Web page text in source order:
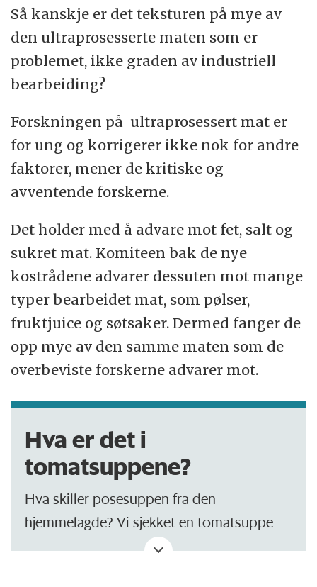
Så kanskje er det teksturen på mye av
den ultraprosesserte maten som er
problemet, ikke graden av industriell
bearbeiding?
Forskningen på ultraprosessert mat er
for ung og korrigerer ikke nok for andre
faktorer, mener de kritiske og
avventende forskerne.
Det holder med å advare mot fet, salt og
sukret mat. Komiteen bak de nye
kostrådene advarer dessuten mot mange
typer bearbeidet mat, som pølser,
fruktjuice og søtsaker. Dermed fanger de
opp mye av den samme maten som de
overbeviste forskerne advarer mot.
Hva er det i
tomatsuppene?
Hva skiller posesuppen fra den
hjemmelagde? Vi sjekket en tomatsuppe